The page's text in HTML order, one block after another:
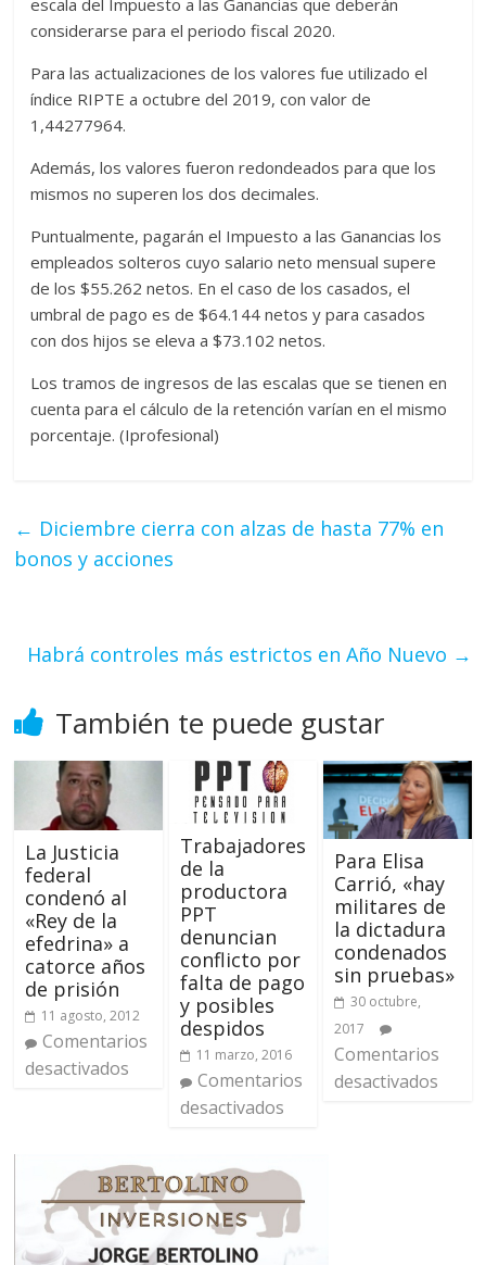
escala del Impuesto a las Ganancias que deberán
considerarse para el periodo fiscal 2020.
Para las actualizaciones de los valores fue utilizado el
índice RIPTE a octubre del 2019, con valor de
1,44277964.
Además, los valores fueron redondeados para que los
mismos no superen los dos decimales.
Puntualmente, pagarán el Impuesto a las Ganancias los
empleados solteros cuyo salario neto mensual supere
de los $55.262 netos. En el caso de los casados, el
umbral de pago es de $64.144 netos y para casados
con dos hijos se eleva a $73.102 netos.
Los tramos de ingresos de las escalas que se tienen en
cuenta para el cálculo de la retención varían en el mismo
porcentaje. (Iprofesional)
← Diciembre cierra con alzas de hasta 77% en
bonos y acciones
Habrá controles más estrictos en Año Nuevo →
También te puede gustar
La Justicia
federal
condenó al
«Rey de la
efedrina» a
catorce años
de prisión
11 agosto, 2012
Comentarios
desactivados
Trabajadores
de la
productora
PPT
denuncian
conflicto por
falta de pago
y posibles
despidos
11 marzo, 2016
Comentarios
desactivados
Para Elisa
Carrió, «hay
militares de
la dictadura
condenados
sin pruebas»
30 octubre,
2017
Comentarios
desactivados